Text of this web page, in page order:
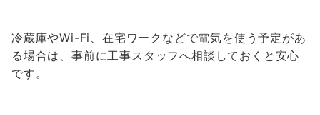
冷蔵庫やWi-Fi、在宅ワークなどで電気を使う予定があ
る場合は、事前に工事スタッフへ相談しておくと安心
です。